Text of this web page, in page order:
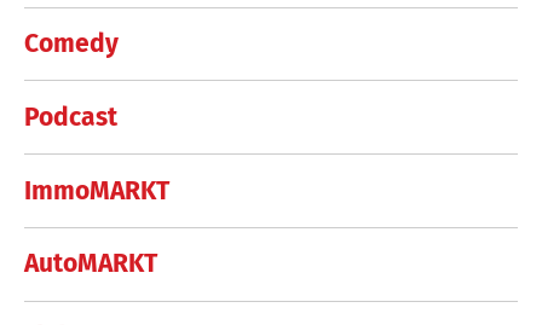
Comedy
Podcast
ImmoMARKT
AutoMARKT